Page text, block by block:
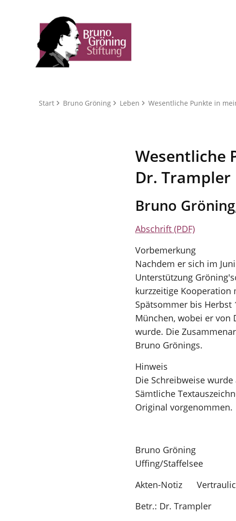
Start Bruno Gröning Leben Wesentliche Punkte in
Wesentliche
Dr. Trampler
Bruno
Abschrift (PDF)
Vorbemerkung
Nachdem er sich im
Unterstützung
kurzzeitige Kooperation
Spätsommer bis Herbst
München, wobei er von
wurde. Die
Bruno Grönings.
Hinweis
Die Schreibweise
Sämtliche
Original vorgenommen.
Bruno
Uffing/Staffelsee
Akten-Notiz
Betr.: Dr. Trampler